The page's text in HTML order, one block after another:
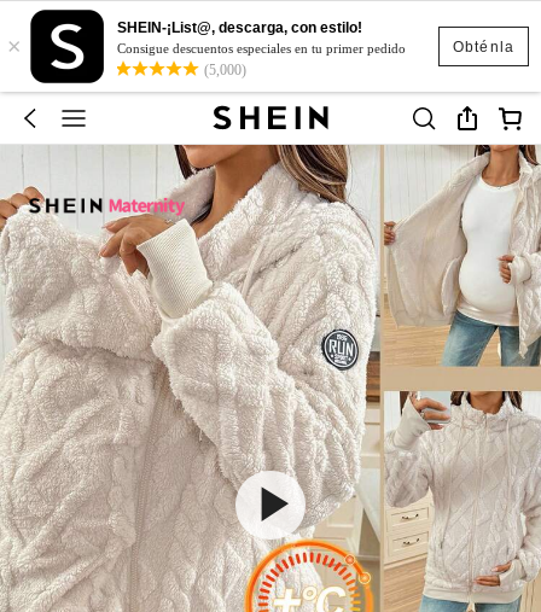
Obténla
×
SHEIN-¡List@, descarga, con estilo!
Consigue descuentos especiales en tu primer pedido
(5,000)